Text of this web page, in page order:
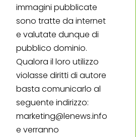
immagini pubblicate
sono tratte da internet
e valutate dunque di
pubblico dominio.
Qualora il loro utilizzo
violasse diritti di autore
basta comunicarlo al
seguente indirizzo:
marketing@lenews.info
e verranno